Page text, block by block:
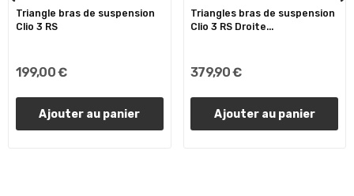
Triangle bras de suspension
Clio 3 RS
199,00 €
Ajouter au panier
Triangles bras de suspension
Clio 3 RS Droite...
379,90 €
Ajouter au panier